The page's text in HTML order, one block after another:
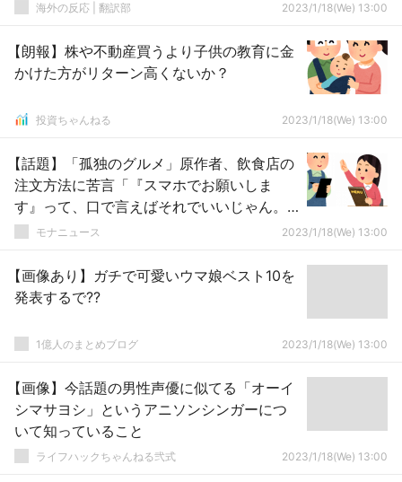
海外の反応 | 翻訳部 2023/1/18(We) 13:00
【朗報】株や不動産買うより子供の教育に金
かけた方がリターン高くないか？
投資ちゃんねる 2023/1/18(We) 13:00
【話題】「孤独のグルメ」原作者、飲食店の
注文方法に苦言「『スマホでお願いしま
す』って、口で言えばそれでいいじゃん。
やな時代」共感の嵐
モナニュース 2023/1/18(We) 13:00
【画像あり】ガチで可愛いウマ娘ベスト10を
発表するで??
1億人のまとめブログ 2023/1/18(We) 13:00
【画像】今話題の男性声優に似てる「オーイ
シマサヨシ」というアニソンシンガーにつ
いて知っていること
ライフハックちゃんねる弐式 2023/1/18(We) 13:00